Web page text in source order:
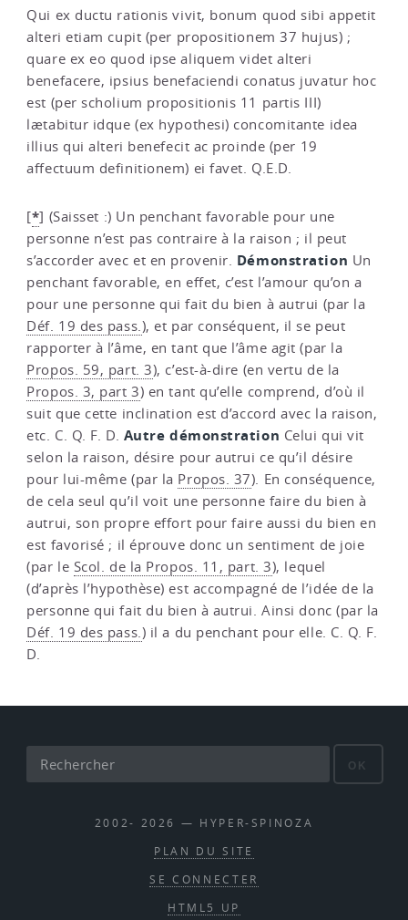
Qui ex ductu rationis vivit, bonum quod sibi appetit
alteri etiam cupit (per propositionem 37 hujus) ;
quare ex eo quod ipse aliquem videt alteri
benefacere, ipsius benefaciendi conatus juvatur hoc
est (per scholium propositionis 11 partis III)
lætabitur idque (ex hypothesi) concomitante idea
illius qui alteri benefecit ac proinde (per 19
affectuum definitionem) ei favet. Q.E.D.
[*] (Saisset :) Un penchant favorable pour une
personne n’est pas contraire à la raison ; il peut
s’accorder avec et en provenir. Démonstration Un
penchant favorable, en effet, c’est l’amour qu’on a
pour une personne qui fait du bien à autrui (par la
Déf. 19 des pass.), et par conséquent, il se peut
rapporter à l’âme, en tant que l’âme agit (par la
Propos. 59, part. 3), c’est-à-dire (en vertu de la
Propos. 3, part 3) en tant qu’elle comprend, d’où il
suit que cette inclination est d’accord avec la raison,
etc. C. Q. F. D. Autre démonstration Celui qui vit
selon la raison, désire pour autrui ce qu’il désire
pour lui-même (par la Propos. 37). En conséquence,
de cela seul qu’il voit une personne faire du bien à
autrui, son propre effort pour faire aussi du bien en
est favorisé ; il éprouve donc un sentiment de joie
(par le Scol. de la Propos. 11, part. 3), lequel
(d’après l’hypothèse) est accompagné de l’idée de la
personne qui fait du bien à autrui. Ainsi donc (par la
Déf. 19 des pass.) il a du penchant pour elle. C. Q. F.
D.
OK
2002- 2026 — HYPER-SPINOZA
PLAN DU SITE
SE CONNECTER
HTML5 UP